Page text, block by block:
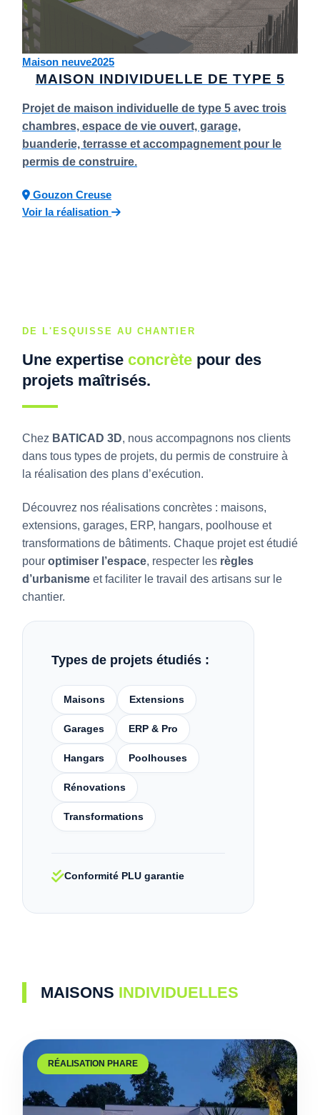
Maison neuve2025
MAISON INDIVIDUELLE DE TYPE 5
Projet de maison individuelle de type 5 avec trois
chambres, espace de vie ouvert, garage,
buanderie, terrasse et accompagnement pour le
permis de construire.
Gouzon Creuse
Voir la réalisation
DE L'ESQUISSE AU CHANTIER
Une expertise concrète pour des
projets maîtrisés.
Chez BATICAD 3D, nous accompagnons nos clients
dans tous types de projets, du permis de construire à
la réalisation des plans d’exécution.
Découvrez nos réalisations concrètes : maisons,
extensions, garages, ERP, hangars, poolhouse et
transformations de bâtiments. Chaque projet est étudié
pour optimiser l’espace, respecter les règles
d’urbanisme et faciliter le travail des artisans sur le
chantier.
Types de projets étudiés :
Maisons Extensions
Garages ERP & Pro
Hangars Poolhouses
Rénovations
Transformations
Conformité PLU garantie
MAISONS INDIVIDUELLES
RÉALISATION PHARE